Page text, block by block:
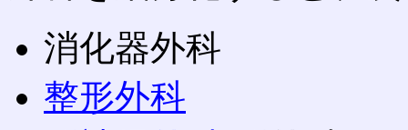
消化器外科
整形外科